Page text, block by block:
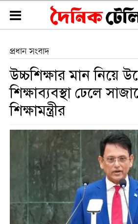
প্রধান সংবাদ
উচ্চশিক্ষার মান নিয়ে
শিক্ষাব্যবস্থা ঢেলে
শিক্ষামন্ত্রীর